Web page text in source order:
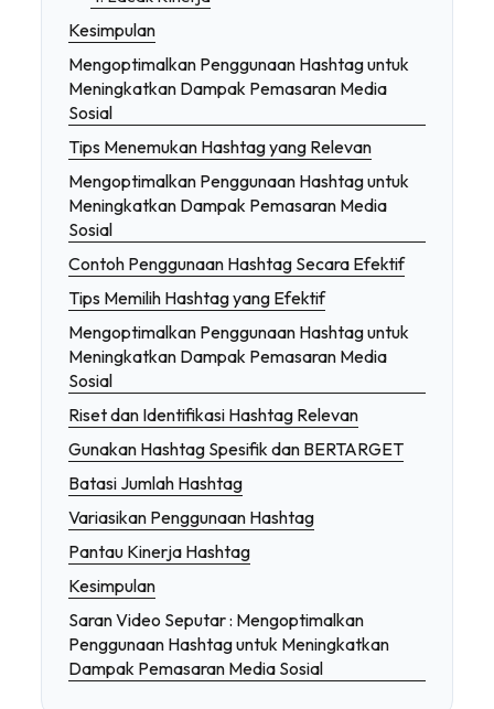
Kesimpulan
Mengoptimalkan Penggunaan Hashtag untuk
Meningkatkan Dampak Pemasaran Media
Sosial
Tips Menemukan Hashtag yang Relevan
Mengoptimalkan Penggunaan Hashtag untuk
Meningkatkan Dampak Pemasaran Media
Sosial
Contoh Penggunaan Hashtag Secara Efektif
Tips Memilih Hashtag yang Efektif
Mengoptimalkan Penggunaan Hashtag untuk
Meningkatkan Dampak Pemasaran Media
Sosial
Riset dan Identifikasi Hashtag Relevan
Gunakan Hashtag Spesifik dan BERTARGET
Batasi Jumlah Hashtag
Variasikan Penggunaan Hashtag
Pantau Kinerja Hashtag
Kesimpulan
Saran Video Seputar : Mengoptimalkan
Penggunaan Hashtag untuk Meningkatkan
Dampak Pemasaran Media Sosial